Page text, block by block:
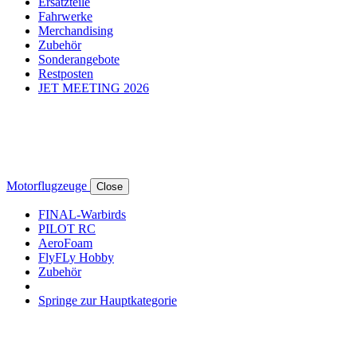
Fahrwerke
Merchandising
Zubehör
Sonderangebote
Restposten
JET MEETING 2026
Motorflugzeuge Close
FINAL-Warbirds
PILOT RC
AeroFoam
FlyFLy Hobby
Zubehör
Springe zur Hauptkategorie